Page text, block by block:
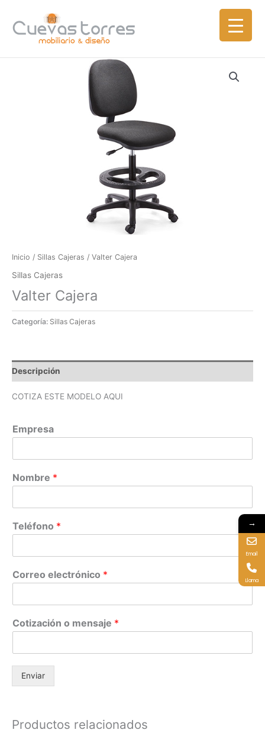
contenido
Inicio / Sillas Cajeras / Valter Cajera
Sillas Cajeras
Valter Cajera
Categoría: Sillas Cajeras
Descripción
COTIZA ESTE MODELO AQUI
Empresa
Nombre *
Teléfono *
Correo electrónico *
Cotización o mensaje *
Enviar
Productos relacionados
→
Email
Llama